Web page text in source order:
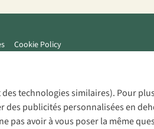
technologies similaires). Pour
publicités personnalisées en
pas avoir à vous poser la même
Cookie Policy